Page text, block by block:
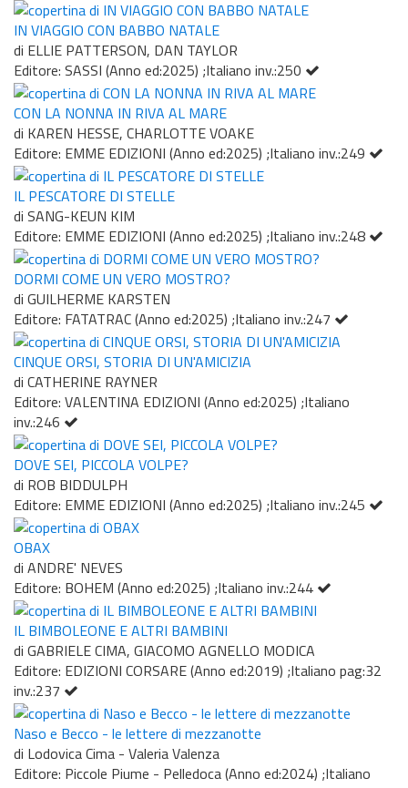
IN VIAGGIO CON BABBO NATALE
di ELLIE PATTERSON, DAN TAYLOR
Editore: SASSI (Anno ed:2025) ;Italiano inv.:250
CON LA NONNA IN RIVA AL MARE
di KAREN HESSE, CHARLOTTE VOAKE
Editore: EMME EDIZIONI (Anno ed:2025) ;Italiano inv.:249
IL PESCATORE DI STELLE
di SANG-KEUN KIM
Editore: EMME EDIZIONI (Anno ed:2025) ;Italiano inv.:248
DORMI COME UN VERO MOSTRO?
di GUILHERME KARSTEN
Editore: FATATRAC (Anno ed:2025) ;Italiano inv.:247
CINQUE ORSI, STORIA DI UN'AMICIZIA
di CATHERINE RAYNER
Editore: VALENTINA EDIZIONI (Anno ed:2025) ;Italiano
inv.:246
DOVE SEI, PICCOLA VOLPE?
di ROB BIDDULPH
Editore: EMME EDIZIONI (Anno ed:2025) ;Italiano inv.:245
OBAX
di ANDRE' NEVES
Editore: BOHEM (Anno ed:2025) ;Italiano inv.:244
IL BIMBOLEONE E ALTRI BAMBINI
di GABRIELE CIMA, GIACOMO AGNELLO MODICA
Editore: EDIZIONI CORSARE (Anno ed:2019) ;Italiano pag:32
inv.:237
Naso e Becco - le lettere di mezzanotte
di Lodovica Cima - Valeria Valenza
Editore: Piccole Piume - Pelledoca (Anno ed:2024) ;Italiano